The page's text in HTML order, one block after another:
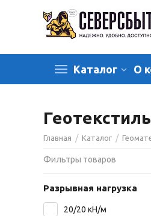
Каталог О
Главная / Каталог /
Фильтры товаров
Разрывная нагрузка
20/20 кН/м